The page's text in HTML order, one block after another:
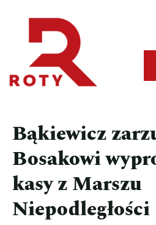
Bąkiewicz
Bosakowi
kasy z Marszu
Niepodległości